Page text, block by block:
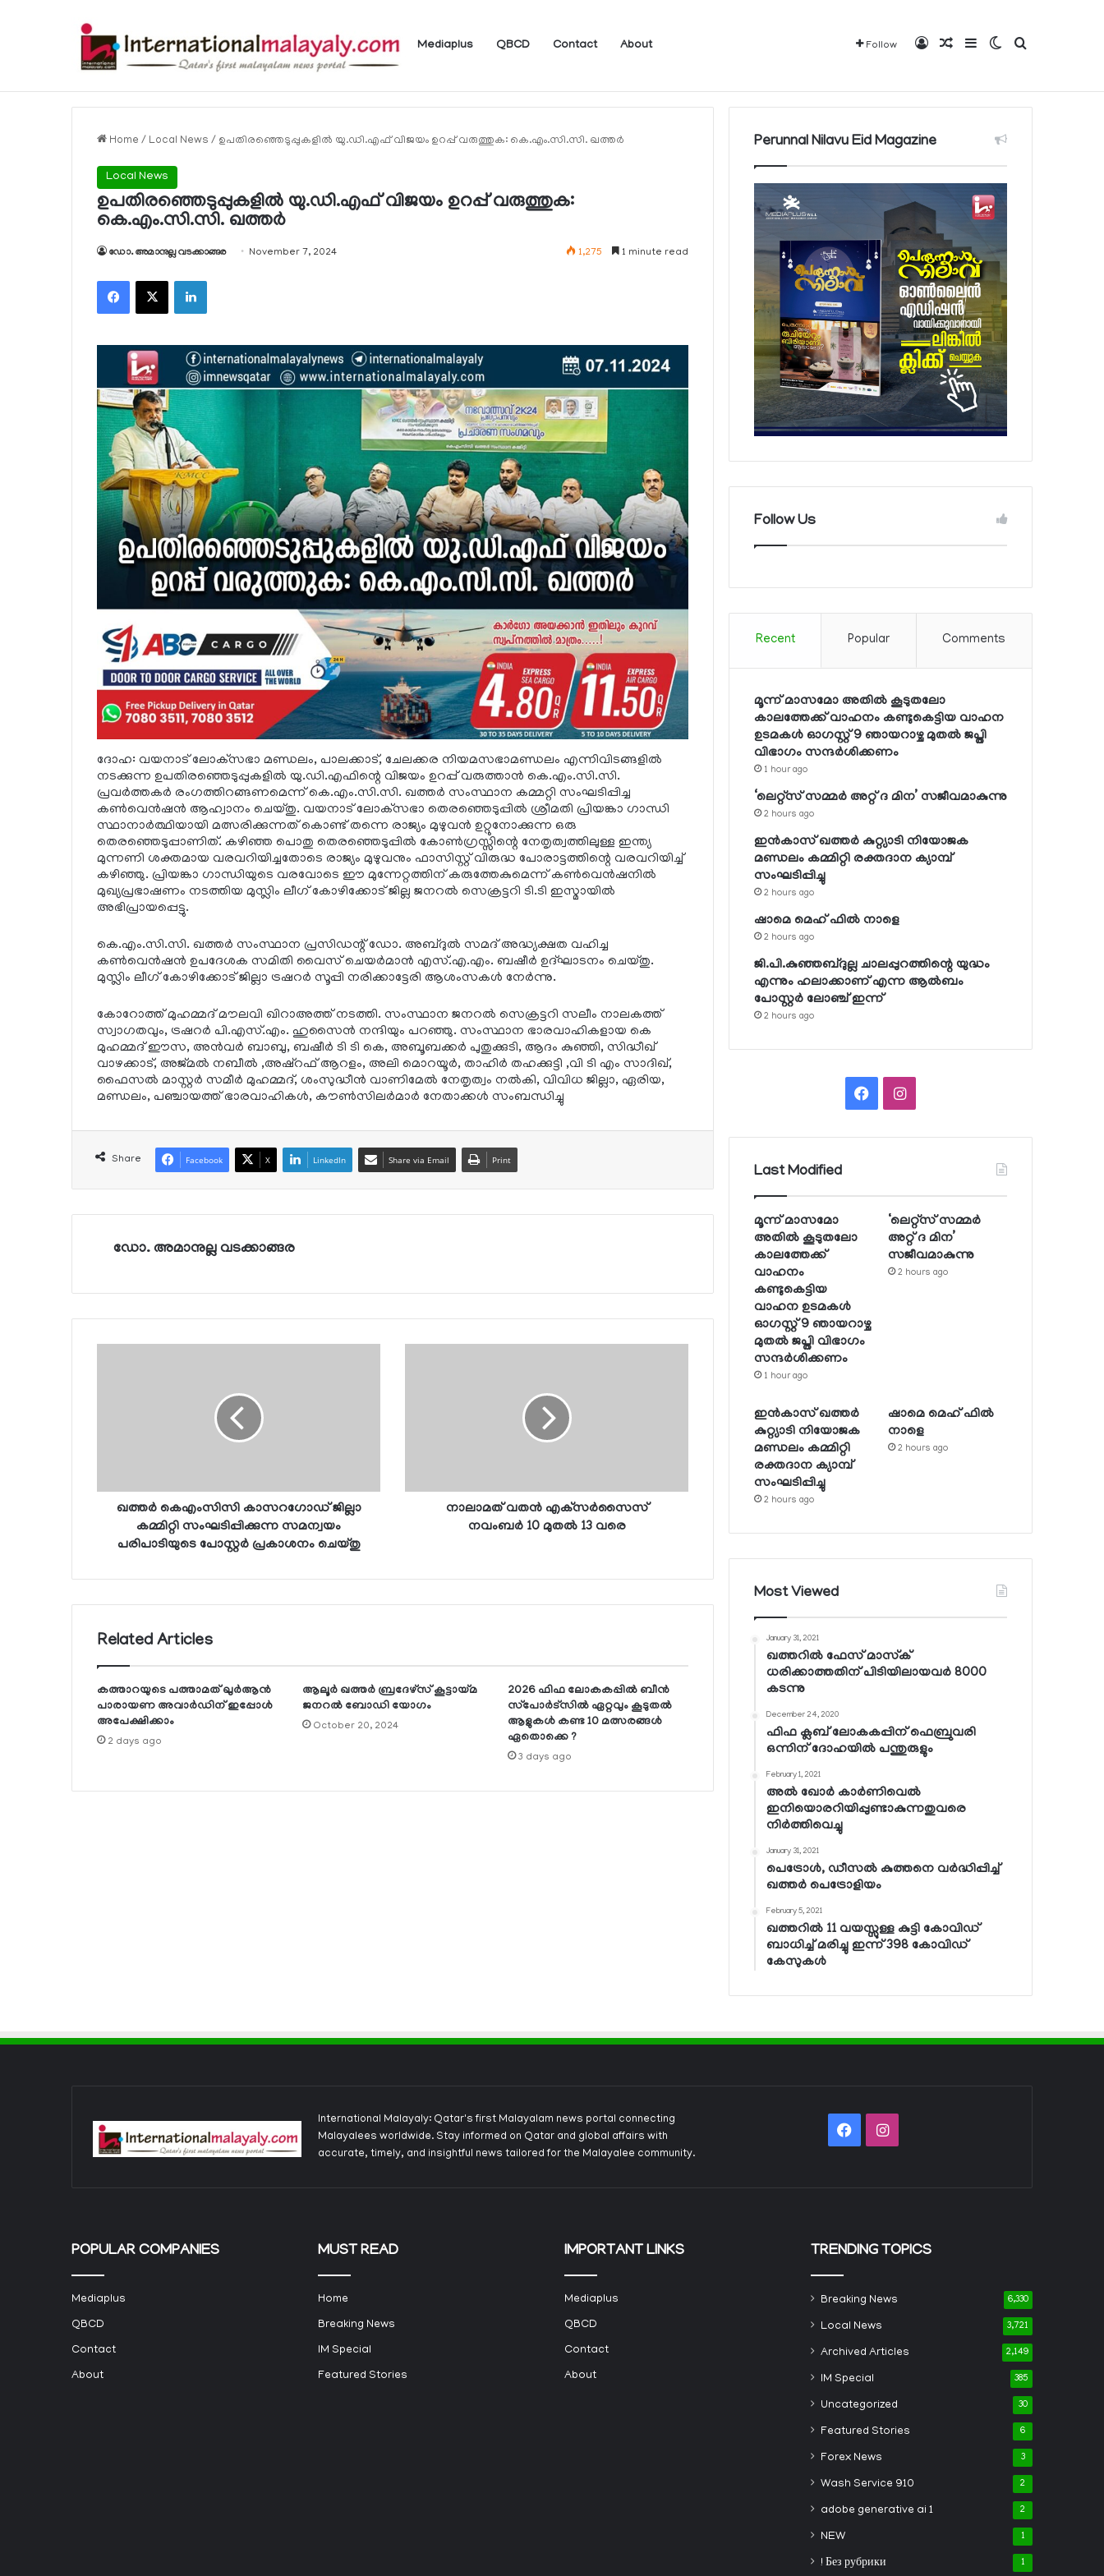
Mediaplus QBCD Contact About Follow Log InRandom Article
SidebarSwitch skin
Search for
Breaking News
Home / Local News / ഉപതിരഞ്ഞെടുപ്പുകളില്‍ യു.ഡി.എഫ് വിജയം ഉറപ്പ് വരുത്തുക: കെ.എം.സി.സി. ഖത്തര്‍
Local News
ഉപതിരഞ്ഞെടുപ്പുകളില്‍ യു.ഡി.എഫ് വിജയം ഉറപ്പ് വരുത്തുക:
കെ.എം.സി.സി. ഖത്തര്‍
ഡോ. അമാനുല്ല വടക്കാങ്ങര November 7, 2024 1,275 1 minute read
Facebook
X LinkedIn
ദോഹ: വയനാട് ലോക്‌സഭാ മണ്ഡലം, പാലക്കാട്, ചേലക്കര നിയമസഭാമണ്ഡലം എന്നിവിടങ്ങളില്‍
നടക്കുന്ന ഉപതിരഞ്ഞെടുപ്പുകളില്‍ യു.ഡി.എഫിന്റെ വിജയം ഉറപ്പ് വരുത്താന്‍ കെ.എം.സി.സി.
പ്രവര്‍ത്തകര്‍ രംഗത്തിറങ്ങണമെന്ന് കെ.എം.സി.സി. ഖത്തര്‍ സംസ്ഥാന കമ്മറ്റി സംഘടിപ്പിച്ച
കണ്‍വെന്‍ഷന്‍ ആഹ്വാനം ചെയ്തു. വയനാട് ലോക്‌സഭാ തെരഞ്ഞെടുപ്പില്‍ ശ്രീമതി പ്രിയങ്കാ ഗാന്ധി
സ്ഥാനാര്‍ത്ഥിയായി മത്സരിക്കുന്നത് കൊണ്ട് തന്നെ രാജ്യം മുഴുവന്‍ ഉറ്റുനോക്കുന്ന ഒരു
തെരഞ്ഞെടുപ്പാണിത്. കഴിഞ്ഞ പൊതു തെരഞ്ഞെടുപ്പില്‍ കോണ്‍ഗ്രസ്സിന്റെ നേതൃത്വത്തിലുള്ള ഇന്ത്യ
മുന്നണി ശക്തമായ വരവറിയിച്ചതോടെ രാജ്യം മുഴുവനും ഫാസിസ്റ്റ് വിരുദ്ധ പോരാട്ടത്തിന്റെ വരവറിയിച്ച്
കഴിഞ്ഞു. പ്രിയങ്കാ ഗാന്ധിയുടെ വരവോടെ ഈ മുന്നേറ്റത്തിന് കരുത്തേകുമെന്ന് കണ്‍വെന്‍ഷനില്‍
മുഖ്യപ്രഭാഷണം നടത്തിയ മുസ്ലിം ലീഗ് കോഴിക്കോട് ജില്ല ജനറല്‍ സെക്രട്ടറി ടി.ടി ഇസ്മായില്‍
അഭിപ്രായപ്പെട്ടു.
കെ.എം.സി.സി. ഖത്തര്‍ സംസ്ഥാന പ്രസിഡന്റ് ഡോ. അബ്ദുല്‍ സമദ് അദ്ധ്യക്ഷത വഹിച്ച
കണ്‍വെന്‍ഷന്‍ ഉപദേശക സമിതി വൈസ് ചെയര്‍മാന്‍ എസ്.എ.എം. ബഷീര്‍ ഉദ്ഘാടനം ചെയ്തു.
മുസ്ലിം ലീഗ് കോഴിക്കോട് ജില്ലാ ട്രഷറര്‍ സൂപ്പി നരിക്കാട്ടേരി ആശംസകള്‍ നേര്‍ന്നു.
കോറോത്ത് മുഹമ്മദ് മൗലവി ഖിറാഅത്ത് നടത്തി. സംസ്ഥാന ജനറല്‍ സെക്രട്ടറി സലീം നാലകത്ത്
സ്വാഗതവും, ട്രഷറര്‍ പി.എസ്.എം. ഹുസൈന്‍ നന്ദിയും പറഞ്ഞു. സംസ്ഥാന ഭാരവാഹികളായ കെ
മുഹമ്മദ് ഈസ, അന്‍വര്‍ ബാബു, ബഷീര്‍ ടി ടി കെ, അബൂബക്കര്‍ പുതുക്കുടി, ആദം കുഞ്ഞി, സിദ്ധീഖ്
വാഴക്കാട്, അജ്മല്‍ നബീല്‍ ,അഷ്റഫ് ആറളം, അലി മൊറയൂര്‍, താഹിര്‍ തഹക്കുട്ടി ,വി ടി എം സാദിഖ്,
ഫൈസല്‍ മാസ്റ്റര്‍ സമീര്‍ മുഹമ്മദ്, ശംസുദ്ധീന്‍ വാണിമേല്‍ നേതൃത്വം നല്‍കി, വിവിധ ജില്ലാ, ഏരിയ,
മണ്ഡലം, പഞ്ചായത്ത് ഭാരവാഹികള്‍, കൗണ്‍സിലര്‍മാര്‍ നേതാക്കള്‍ സംബന്ധിച്ചു
Share Facebook X LinkedIn Share via Email Print
ഡോ. അമാനുല്ല വടക്കാങ്ങര
ഖത്തര്‍ കെഎംസിസി കാസറഗോഡ് ജില്ലാ
കമ്മിറ്റി സംഘടിപ്പിക്കുന്ന സമന്വയം
പരിപാടിയുടെ പോസ്റ്റര്‍ പ്രകാശനം ചെയ്തു
നാലാമത് വതന്‍ എക്‌സര്‍സൈസ്
നവംബര്‍ 10 മുതല്‍ 13 വരെ
Related Articles
കത്താറയുടെ പത്താമത് ഖുര്‍ആന്‍
പാരായണ അവാര്‍ഡിന് ഇപ്പോള്‍
അപേക്ഷിക്കാം
2 days ago
ആലൂര്‍ ഖത്തര്‍ ബ്രദേഴ്സ് കൂട്ടായ്മ
ജനറല്‍ ബോഡി യോഗം
October 20, 2024
2026 ഫിഫ ലോകകപ്പില്‍ ബീന്‍
സ്‌പോര്‍ട്‌സില്‍ ഏറ്റവും കൂടുതല്‍
ആളുകള്‍ കണ്ട 10 മത്സരങ്ങള്‍
ഏതൊക്കെ ?
3 days ago
Perunnal Nilavu Eid Magazine
Follow Us
Recent Popular Comments
മൂന്ന് മാസമോ അതില്‍ കൂടുതലോ
കാലത്തേക്ക് വാഹനം കണ്ടുകെട്ടിയ വാഹന
ഉടമകള്‍ ഓഗസ്റ്റ് 9 ഞായറാഴ്ച മുതല്‍ ജപ്തി
വിഭാഗം സന്ദര്‍ശിക്കണം
1 hour ago
‘ലെറ്റ്‌സ് സമ്മര്‍ അറ്റ് ദ മിന’ സജീവമാകുന്നു
2 hours ago
ഇന്‍കാസ് ഖത്തര്‍ കുറ്റ്യാടി നിയോജക
മണ്ഡലം കമ്മിറ്റി രക്തദാന ക്യാമ്പ്
സംഘടിപ്പിച്ചു
2 hours ago
ഷാമെ മെഹ് ഫില്‍ നാളെ
2 hours ago
ജി.പി.കുഞ്ഞബ്ദുല്ല ചാലപ്പുറത്തിന്റെ യുദ്ധം
എന്നും ഹലാക്കാണ് എന്ന ആല്‍ബം
പോസ്റ്റര്‍ ലോഞ്ച് ഇന്ന്
2 hours ago
FacebookInstagram
Last Modified
മൂന്ന് മാസമോ
അതില്‍ കൂടുതലോ
കാലത്തേക്ക്
വാഹനം
കണ്ടുകെട്ടിയ
വാഹന ഉടമകള്‍
ഓഗസ്റ്റ് 9 ഞായറാഴ്ച
മുതല്‍ ജപ്തി വിഭാഗം
സന്ദര്‍ശിക്കണം
1 hour ago
‘ലെറ്റ്‌സ് സമ്മര്‍
അറ്റ് ദ മിന’
സജീവമാകുന്നു
2 hours ago
ഇന്‍കാസ് ഖത്തര്‍
കുറ്റ്യാടി നിയോജക
മണ്ഡലം കമ്മിറ്റി
രക്തദാന ക്യാമ്പ്
സംഘടിപ്പിച്ചു
2 hours ago
ഷാമെ മെഹ് ഫില്‍
നാളെ
2 hours ago
Most Viewed
January 31, 2021
ഖത്തറില്‍ ഫേസ് മാസ്‌ക്
ധരിക്കാത്തതിന് പിടിയിലായവര്‍ 8000
കടന്നു
December 24, 2020
ഫിഫ ക്ലബ് ലോകകപ്പിന് ഫെബ്രുവരി
ഒന്നിന് ദോഹയില്‍ പന്തുരുളും
February 1, 2021
അല്‍ ഖോര്‍ കാര്‍ണിവെല്‍
ഇനിയൊരറിയിപ്പുണ്ടാകുന്നതുവരെ
നിര്‍ത്തിവെച്ചു
January 31, 2021
പെട്രോള്‍, ഡീസല്‍ കുത്തനെ വര്‍ദ്ധിപ്പിച്ച്
ഖത്തര്‍ പെട്രോളിയം
February 5, 2021
ഖത്തറില്‍ 11 വയസ്സുള്ള കുട്ടി കോവിഡ്
ബാധിച്ച് മരിച്ചു ഇന്ന് 398 കോവിഡ്
കേസുകള്‍
International Malayaly: Qatar's first Malayalam news portal connecting
Malayalees worldwide. Stay informed on Qatar and global affairs with
accurate, timely, and insightful news tailored for the Malayalee community.
FacebookInstagram
POPULAR COMPANIES
Mediaplus
QBCD
Contact
About
MUST READ
Home
Breaking News
IM Special
Featured Stories
IMPORTANT LINKS
Mediaplus
QBCD
Contact
About
TRENDING TOPICS
Breaking News 6,330
Local News 3,721
Archived Articles 2,149
IM Special 385
Uncategorized 30
Featured Stories 6
Forex News 3
Wash Service 910 2
adobe generative ai 1 2
NEW 1
! Без рубрики 1